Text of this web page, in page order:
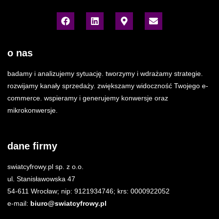
o nas
badamy i analizujemy sytuację. tworzymy i wdrażamy strategie.
rozwijamy kanały sprzedaży. zwiększamy widoczność Twojego e-
commerce. wspieramy i generujemy konwersje oraz
mikrokonwersje.
dane firmy
swiatcyfrowy.pl sp. z o.o.
ul. Stanisławowska 47
54-611 Wrocław; nip: 9121934746; krs: 0000922052
e-mail: biuro@swiatcyfrowy.pl